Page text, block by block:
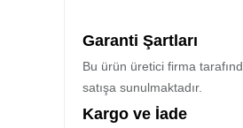
Garanti Şartları
Bu ürün üretici firma
satışa sunulmaktadır.
Kargo ve İade